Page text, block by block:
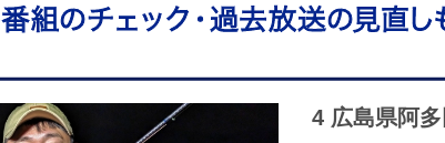
4 広島県阿